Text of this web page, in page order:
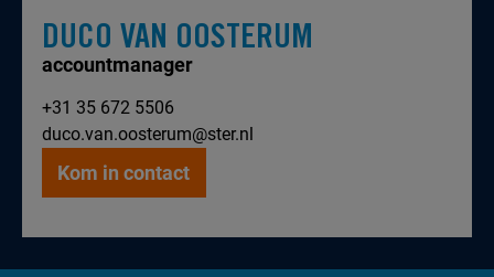
DUCO VAN OOSTERUM
accountmanager
+31 35 672 5506
duco.van.oosterum@ster.nl
Kom in contact